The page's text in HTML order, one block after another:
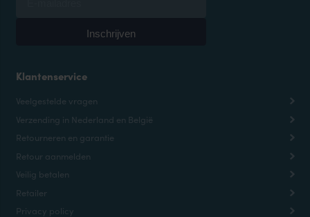
Klantenservice
Veelgestelde vragen
Verzending in Nederland en België
Retourneren en garantie
Retour aanmelden
Veilig betalen
Retailer
Privacy policy